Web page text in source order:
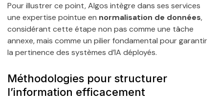
Pour illustrer ce point, Algos intègre dans ses services
une expertise pointue en normalisation de données,
considérant cette étape non pas comme une tâche
annexe, mais comme un pilier fondamental pour garantir
la pertinence des systèmes d’IA déployés.
Méthodologies pour structurer
l’information efficacement